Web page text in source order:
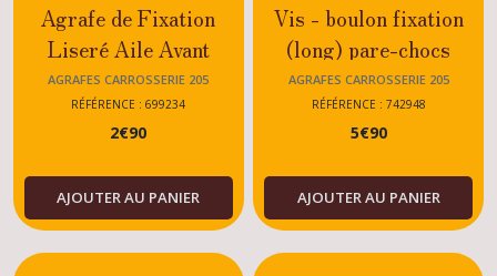
Agrafe de Fixation
Liseré Aile Avant
Peugeot 205 GTI CTI -
6992.34
AGRAFES CARROSSERIE 205
RÉFÉRENCE : 699234
2€90
AJOUTER AU PANIER
Vis - boulon fixation
(long) pare-chocs
742948 Peugeot 205
Rallye - GTI - CTI - XS
- DTURBO - TOUS
MODELES
AGRAFES CARROSSERIE 205
RÉFÉRENCE : 742948
5€90
AJOUTER AU PANIER